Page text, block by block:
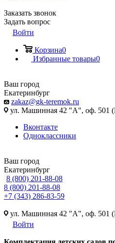
Заказать звонок
Задать вопрос
Войти
Корзина0
Избранные товары0
Ваш город
Екатеринбург
zakaz@gk-teremok.ru
ул. Машинная 42 "А", оф. 501
Вконтакте
Одноклассники
Ваш город
Екатеринбург
8 (800) 201-88-08
8 (800) 201-88-08
+7 (343) 286-83-59
ул. Машинная 42 "А", оф. 501
Войти